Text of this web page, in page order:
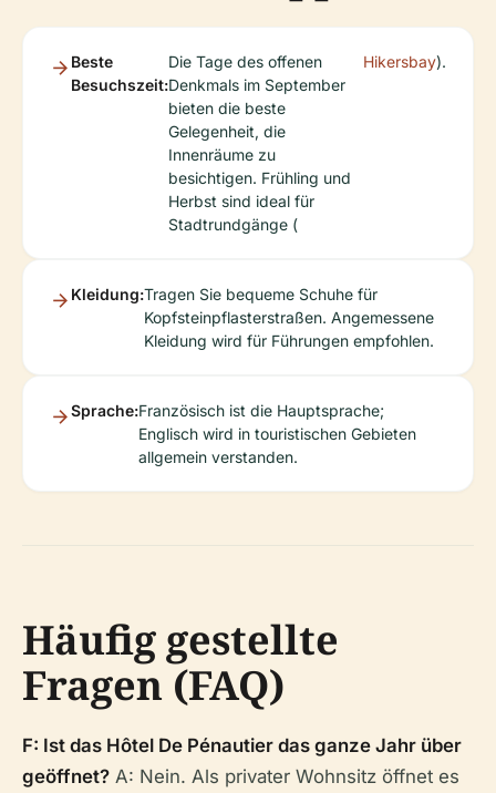
Beste
Besuchszeit:
Die Tage des offenen
Denkmals im September
bieten die beste
Gelegenheit, die
Innenräume zu
besichtigen. Frühling und
Herbst sind ideal für
Stadtrundgänge (
Hikersbay).
Kleidung:Tragen Sie bequeme Schuhe für
Kopfsteinpflasterstraßen. Angemessene
Kleidung wird für Führungen empfohlen.
Sprache:Französisch ist die Hauptsprache;
Englisch wird in touristischen Gebieten
allgemein verstanden.
Häufig gestellte
Fragen (FAQ)
F: Ist das Hôtel De Pénautier das ganze Jahr über
geöffnet? A: Nein. Als privater Wohnsitz öffnet es